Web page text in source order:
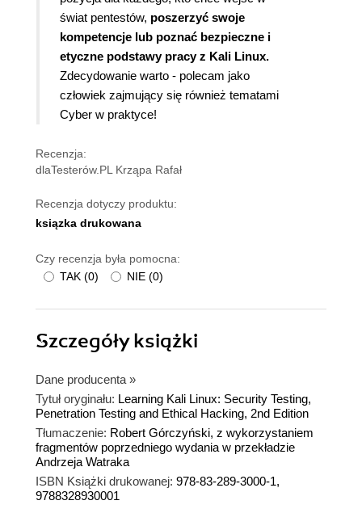
świat pentestów, poszerzyć swoje
kompetencje lub poznać bezpieczne i
etyczne podstawy pracy z Kali Linux.
Zdecydowanie warto - polecam jako
człowiek zajmujący się również tematami
Cyber w praktyce!
Recenzja:
dlaTesterów.PL Krząpa Rafał
Recenzja dotyczy produktu:
ksiązka drukowana
Czy recenzja była pomocna:
TAK (0) NIE (0)
Szczegółyksiążki
Dane producenta »
Tytuł oryginału: Learning Kali Linux: Security Testing,
Penetration Testing and Ethical Hacking, 2nd Edition
Tłumaczenie: Robert Górczyński, z wykorzystaniem
fragmentów poprzedniego wydania w przekładzie
Andrzeja Watraka
ISBN Książki drukowanej: 978-83-289-3000-1,
9788328930001